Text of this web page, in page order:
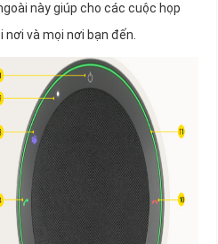
này giúp cho các cuộc họp
và mọi nơi bạn đến.